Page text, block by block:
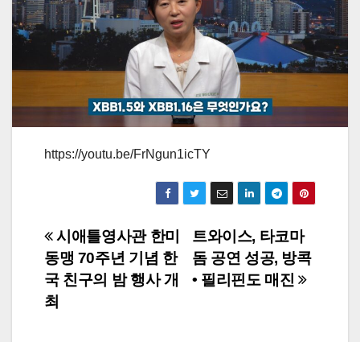
https://youtu.be/FrNgun1icTY
Post
navigation
트와이스, 타코마
돔 공연 성공, 방콕
• 필리핀도 매진
시애틀영사관 한미
동맹 70주년 기념 한
국 친구의 밤 행사 개
최